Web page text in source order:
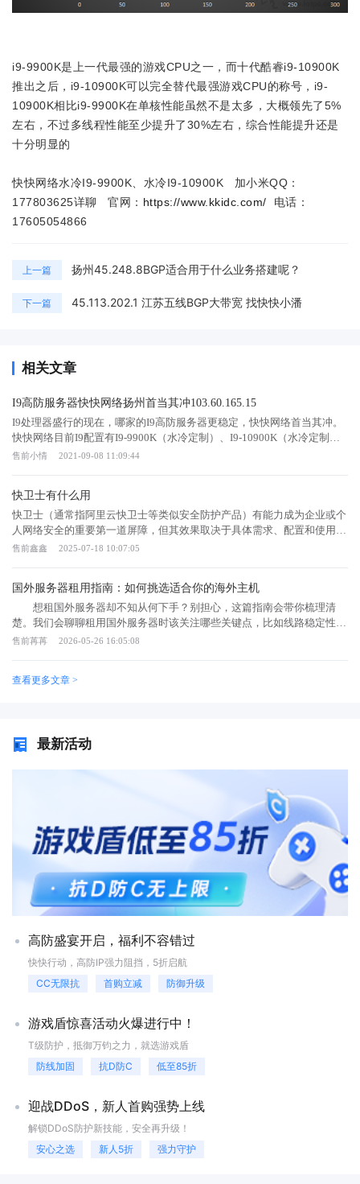
i9-9900K是上一代最强的游戏CPU之一，而十代酷睿i9-10900K
推出之后，i9-10900K可以完全替代最强游戏CPU的称号，i9-
10900K相比i9-9900K在单核性能虽然不是太多，大概领先了5%
左右，不过多线程性能至少提升了30%左右，综合性能提升还是
十分明显的
快快网络水冷I9-9900K、水冷I9-10900K 加小米QQ：
177803625详聊 官网： https://www.kkidc.com/ 电话：
17605054866
上一篇 扬州45.248.8BGP适合用于什么业务搭建呢？
下一篇 45.113.202.1 江苏五线BGP大带宽 找快快小潘
相关文章
I9高防服务器快快网络扬州首当其冲103.60.165.15
I9处理器盛行的现在，哪家的I9高防服务器更稳定，快快网络首当其冲。
快快网络目前I9配置有I9-9900K（水冷定制）、I9-10900K（水冷定制）
和黑石超频 Overclock G2-I9 9代(沉浸式液冷)。高配系列超硬核I9处理
同于其他业务，需要24小时的运行，同时又要注意DDOS攻击以及CC攻
击。因此，游戏服务器不仅要注重CPU的选择，还要注重机房的稳定及防
御能力。快快网络推出的扬州高配系列I9高防服务器，采用BGP技术实现
多线单IP，在配置方面占尽优势，防御也是杠杠的好，可选普通高防也可
高防服务器，小情QQ
98717254。
售前小情 2021-09-08 11:09:44
快卫士有什么用
快卫士（通常指阿里云快卫士等类似安全防护产品）有能力成为企业或个
人网络安全的重要第一道屏障，但其效果取决于具体需求、配置和使用场
景。以下从其核心功能、优势及局限性展开分析：一、快卫士核心能力实
动识别并清洗异常流量，防止服务因流量攻击瘫痪，尤其适合电商、游戏
等易受攻击的行业。漏洞扫描：定期检测系统、应用漏洞，提前修复潜在
入口，减少攻击面。主动防御机制行为分析：基于AI模型识别异常访问模
式（如频繁试错登录、非常规路径访问），动态调整防护策略。零信任架
连接或隔离主机，防止扩散。日志审计：记录所有安全事件，便于事后溯
费，降低初期投入。持续更新厂商定期更新威胁情报库和防护规则，应对
直接拦截，需结合终端安全（如EDR）和物理安全措施。误报风险过度严
格的规则可能导致合法请求被拦截，需根据业务特点调整策略。高级威胁
应对不足针对APT（高级持续性威胁）或定制化攻击，需配合威胁情报平
台、SOC（安全运营中心）等更高级工具。四、快卫士适用于什么场景适
合场景：中小企业或个人用户，缺乏专业安全团队，需快速构建基础防
护。云上业务，依赖云服务商的集成安全能力。对实时性要求高的场景
（如Web应用、在线服务）。需补充的环节：终端安全：部署EDR（终端
检测与响应）防止恶意软件执行。数据加密：对敏感信息加密存储和传
输。员工培训：减少因人为失误（如钓鱼攻击）导致的安全事件。快卫士
网络安全是动态的、多层次的，需结合终端安全、数据保护、人员管理等
多维度措施，形成“纵深防御”体系。对于关键业务或高风险环境，建议将
售前鑫鑫 2025-07-18 10:07:05
国外服务器租用指南：如何挑选适合你的海外主机
想租国外服务器却不知从何下手？别担心，这篇指南会带你梳理清
楚。我们会聊聊租用国外服务器时该关注哪些关键点，比如线路稳定性、
数据中心资质以及售后服务。帮你避开常见坑，找到真正靠谱的海外主机
东南亚，在当地租用服务器可以显著减少数据传输的物理距离，从而降低
务尤为重要。 国外服务器租用价格受哪些因素影响？ 价格可不是
成本也就相应上升。带宽方面，独享带宽的价格远高于共享带宽，但能提
供更稳定的网络质量。此外，数据中心是否具备Tier III以上认证、是否提
供24/7技术支持，这些服务保障也会体现在最终报价里。建议根据业务的
实际负载和增长预期来规划预算，避免为用不上的高性能配置买单。
如何判断国外服务器服务商的可靠性？ 考察服务商的信誉和历史是关
键。你可以看看他们运营了多长时间，在行业内的口碑如何，是否有公开
的客户案例。一个可靠的国外服务器提供商，通常会清晰地公布其数据中
心的SLA（服务等级协议），比如保证99.9%以上的在线率。技术支持团
队的响应速度和服务态度也至关重要，遇到问题时能否得到快速解决，直
题，来测试他们的专业度和响应效率。 面对复杂的网络攻击，仅仅依
靠国外服务器的基础防护可能不够。这时，可以考虑接入专业的网络安全
全防护服务。这项服务能够有效抵御大规模流量攻击，保障你的国外服务
屏障。你可以通过访问 [DDoS安全防护介绍](https://www.kkidc.com/ddos)
明智的选择。租用国外服务器是一个重要的决策，花点时间做好前期调
研，能为你的项目打下更稳固的基础。记住，最适合的才是最好的，明确
售前苒苒 2026-05-26 16:05:08
查看更多文章 >
最新活动
高防盛宴开启，福利不容错过
快快行动，高防IP强力阻挡，5折启航
CC无限抗
首购立减 防御升级
游戏盾惊喜活动火爆进行中！
T级防护，抵御万钧之力，就选游戏盾
防线加固
抗D防C 低至85折
迎战DDoS，新人首购强势上线
解锁DDoS防护新技能，安全再升级！
安心之选
新人5折 强力守护